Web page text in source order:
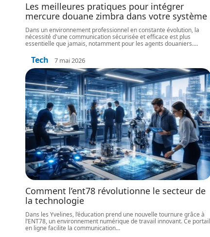
Les meilleures pratiques pour intégrer
mercure douane zimbra dans votre système
Dans un environnement professionnel en constante évolution, la
nécessité d'une communication sécurisée et efficace est plus
essentielle que jamais, notamment pour les agents douaniers.…
Tech 7 mai 2026
Comment l’ent78 révolutionne le secteur de
la technologie
Dans les Yvelines, l’éducation prend une nouvelle tournure grâce à
l’ENT78, un environnement numérique de travail innovant. Ce portail
en ligne facilite la communication…